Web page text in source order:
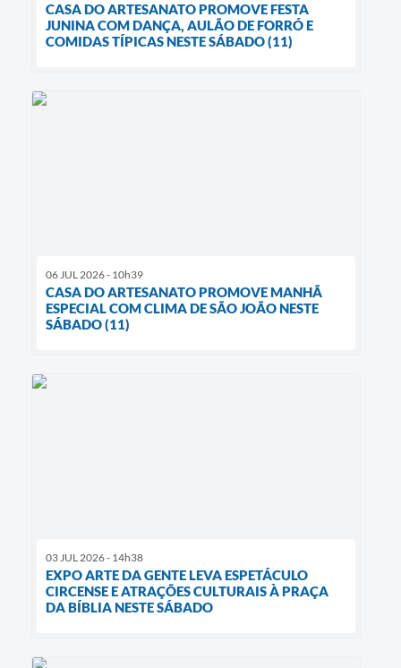
CASA DO ARTESANATO PROMOVE FESTA
JUNINA COM DANÇA, AULÃO DE FORRÓ E
COMIDAS TÍPICAS NESTE SÁBADO (11)
06 JUL 2026 - 10h39
CASA DO ARTESANATO PROMOVE MANHÃ
ESPECIAL COM CLIMA DE SÃO JOÃO NESTE
SÁBADO (11)
03 JUL 2026 - 14h38
EXPO ARTE DA GENTE LEVA ESPETÁCULO
CIRCENSE E ATRAÇÕES CULTURAIS À PRAÇA
DA BÍBLIA NESTE SÁBADO